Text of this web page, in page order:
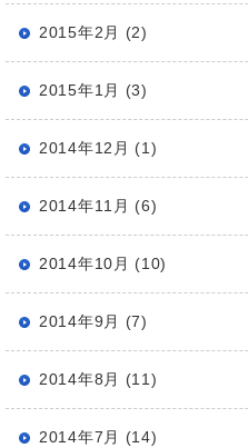
2015年2月 (2)
2015年1月 (3)
2014年12月 (1)
2014年11月 (6)
2014年10月 (10)
2014年9月 (7)
2014年8月 (11)
2014年7月 (14)